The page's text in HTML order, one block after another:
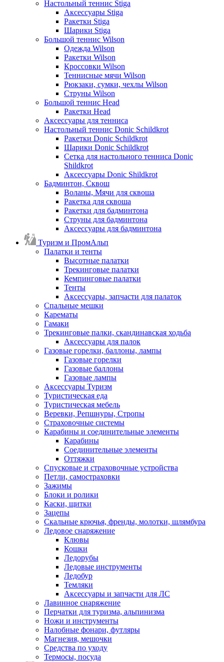
Настольный теннис Stiga
Аксессуары Stiga
Ракетки Stiga
Шарики Stiga
Большой теннис Wilson
Одежда Wilson
Ракетки Wilson
Кроссовки Wilson
Теннисные мячи Wilson
Рюкзаки, сумки, чехлы Wilson
Струны Wilson
Большой теннис Head
Ракетки Head
Аксессуары для тенниса
Настольный теннис Donic Schildkrot
Ракетки Donic Schildkrot
Шарики Donic Schildkrot
Сетка для настольного тенниса Donic
Shildkrot
Аксессуары Donic Shildkrot
Бадминтон, Сквош
Воланы, Мячи для сквоша
Ракетка для сквоша
Ракетки для бадминтона
Струны для бадминтона
Аксессуары для бадминтона
Туризм и ПромАльп
Палатки и тенты
Высотные палатки
Трекинговые палатки
Кемпинговые палатки
Тенты
Аксессуары, запчасти для палаток
Спальные мешки
Карематы
Гамаки
Трекинговые палки, скандинавская ходьба
Аксессуары для палок
Газовые горелки, баллоны, лампы
Газовые горелки
Газовые баллоны
Газовые лампы
Аксессуары Туризм
Туристическая еда
Туристическая мебель
Веревки, Репшнуры, Стропы
Страховочные системы
Карабины и соединительные элементы
Карабины
Соединительные элементы
Оттяжки
Спусковые и страховочные устройства
Петли, самостраховки
Зажимы
Блоки и ролики
Каски, щитки
Зацепы
Скальные крючья, френды, молотки, шлямбура
Ледовое снаряжение
Клювы
Кошки
Ледорубы
Ледовые инструменты
Ледобур
Темляки
Аксессуары и запчасти для ЛС
Лавинное снаряжение
Перчатки для туризма, альпинизма
Ножи и инструменты
Налобные фонари, футляры
Магнезия, мешочки
Средства по уходу
Термосы, посуда